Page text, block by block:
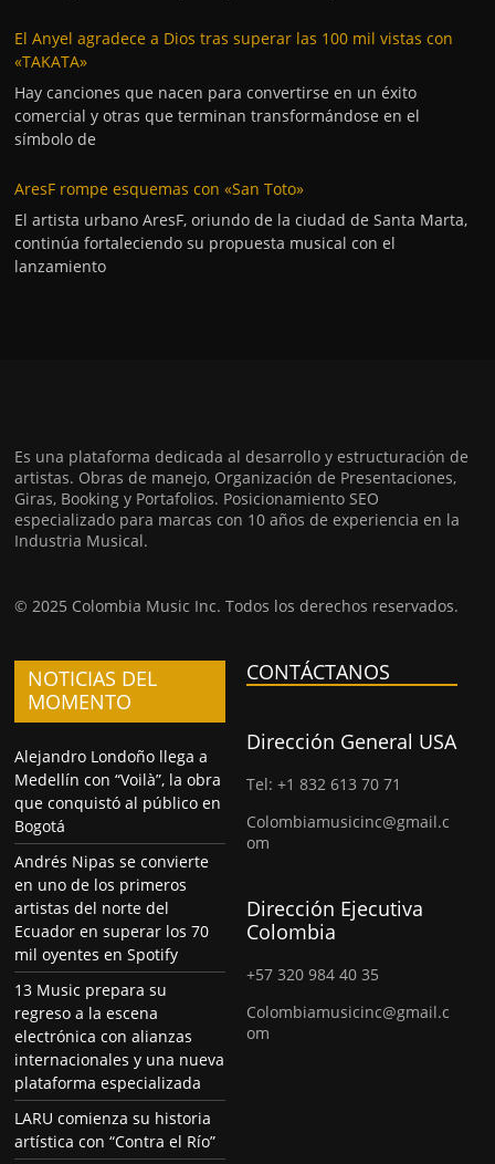
El Anyel agradece a Dios tras superar las 100 mil vistas con
«TAKATA»
Hay canciones que nacen para convertirse en un éxito
comercial y otras que terminan transformándose en el
símbolo de
AresF rompe esquemas con «San Toto»
El artista urbano AresF, oriundo de la ciudad de Santa Marta,
continúa fortaleciendo su propuesta musical con el
lanzamiento
Es una plataforma dedicada al desarrollo y estructuración de
artistas. Obras de manejo, Organización de Presentaciones,
Giras, Booking y Portafolios. Posicionamiento SEO
especializado para marcas con 10 años de experiencia en la
Industria Musical.
© 2025 Colombia Music Inc. Todos los derechos reservados.
NOTICIAS DEL
MOMENTO
Alejandro Londoño llega a
Medellín con “Voilà”, la obra
que conquistó al público en
Bogotá
Andrés Nipas se convierte
en uno de los primeros
artistas del norte del
Ecuador en superar los 70
mil oyentes en Spotify
13 Music prepara su
regreso a la escena
electrónica con alianzas
internacionales y una nueva
plataforma especializada
LARU comienza su historia
artística con “Contra el Río”
CONTÁCTANOS
Dirección General USA
Tel: +1 832 613 70 71
Colombiamusicinc@gmail.c
om
Dirección Ejecutiva
Colombia
+57 320 984 40 35
Colombiamusicinc@gmail.c
om